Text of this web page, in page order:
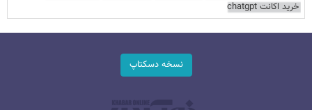
خرید اکانت chatgpt
نسخه دسکتاپ